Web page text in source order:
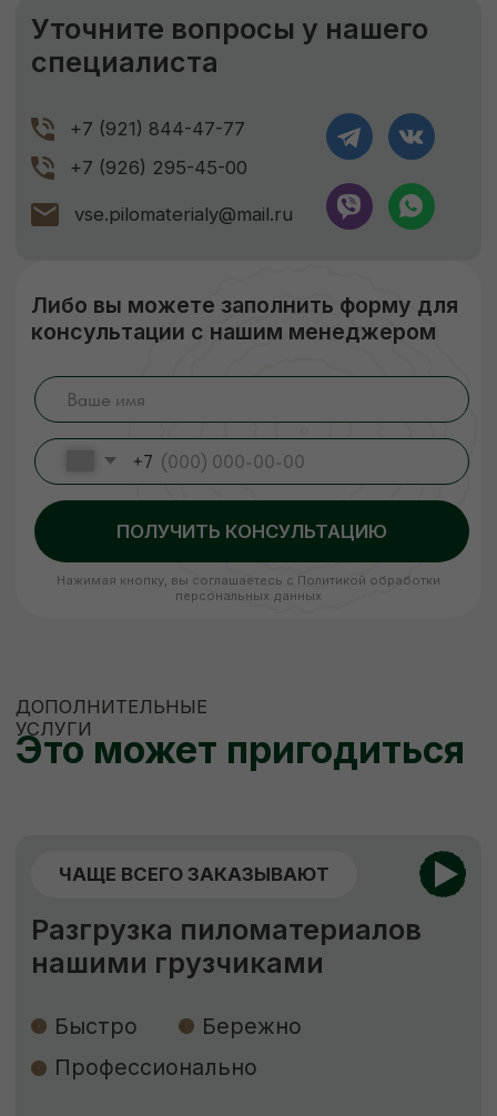
Сушка древесины
сушки погибают вредители, материал
становится стойким к перепадам
температуры и его легче обрабатывать.
с естественной влажностью!
ЗАКАЗАТЬ
Изготовление пиломатериалов
быстро, качественно и по цене ниже
рыночной. Рассчитываем стоимость сразу,
никаких скрытых платежей.
ЕСЛИ НУЖНО
НЕСТАНДАРТНО
Камерная сушка до ср. влажности
Правильное хранение